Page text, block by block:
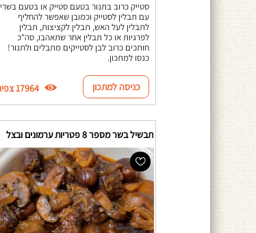
סטייק כרוב בתנור בטעם סטייק או בטעם בשרי
עם תבלין לסטייק וכמובן שאפשר להחליף
לתבלין לעל האש, תבלין לקציצות, תבלין
לפרגיות או כל תבלין אחר שתאהבו, סה"כ
חותכים כרוב לבן לסטייקים מתבלים ולתנור!
כנסו למתכון.
כניסה למתכון 17964 צפיות
תבשיל בשר מספר 8 פטריות ערמונים ובצל